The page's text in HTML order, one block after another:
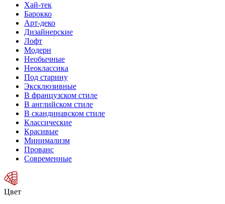
Хай-тек
Барокко
Арт-деко
Дизайнерские
Лофт
Модерн
Необычные
Неоклассика
Под старину
Эксклюзивные
В французском стиле
В английском стиле
В скандинавском стиле
Классические
Красивые
Минимализм
Прованс
Современные
Цвет